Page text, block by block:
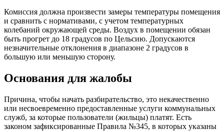
Комиссия должна произвести замеры температуры помещения
и сравнить с нормативами, с учетом температурных
колебаний окружающей среды. Воздух в помещении обязан
быть прогрет до 18 градусов по Цельсию. Допускаются
незначительные отклонения в диапазоне 2 градусов в
большую или меньшую сторону.
Основания для жалобы
Причина, чтобы начать разбирательство, это некачественно
или несвоевременно предоставленные услуги коммунальных
служб, за которые пользователи (жильцы) платят. Есть
законом зафиксированные Правила №345, в которых указаны